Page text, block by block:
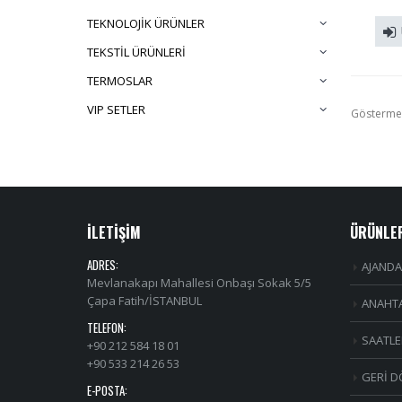
TEKNOLOJİK ÜRÜNLER
TEKSTİL ÜRÜNLERİ
TERMOSLAR
VIP SETLER
İLETİŞİM
ADRES:
Mevlanakapı Mahallesi Onbaşı Sokak 5/5
Çapa Fatih/İSTANBUL
TELEFON:
+90 212 584 18 01
+90 533 214 26 53
E-POSTA:
GERİ